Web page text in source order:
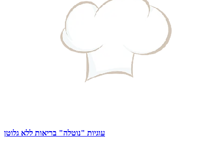
עוגיות "נוטלה" בריאות ללא גלוטן